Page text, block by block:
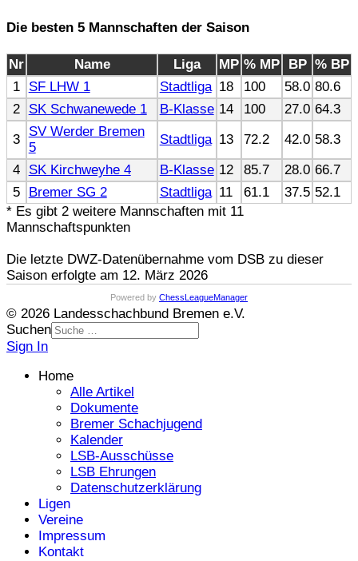
Die besten 5 Mannschaften der Saison
Nr Name Liga MP % MP BP % BP
1
SF LHW 1 Stadtliga 18 100 58.0 80.6
2
SK Schwanewede 1 B-Klasse 14 100 27.0 64.3
3
SV Werder Bremen
5
Stadtliga 13 72.2 42.0 58.3
4
SK Kirchweyhe 4 B-Klasse 12 85.7 28.0 66.7
5
Bremer SG 2 Stadtliga 11 61.1 37.5 52.1
* Es gibt 2 weitere Mannschaften mit 11
Mannschaftspunkten
Die letzte DWZ-Datenübernahme vom DSB zu dieser
Saison erfolgte am 12. März 2026
Powered by ChessLeagueManager
© 2026 Landesschachbund Bremen e.V.
Suchen
Sign In
Home
Alle Artikel
Dokumente
Bremer Schachjugend
Kalender
LSB-Ausschüsse
LSB Ehrungen
Datenschutzerklärung
Ligen
Vereine
Impressum
Kontakt